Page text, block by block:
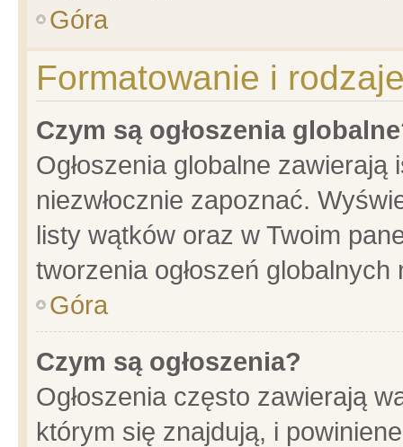
Góra
Formatowanie i
Czym są ogłoszenia
Ogłoszenia globalne
niezwłocznie zapoznać.
listy wątków oraz w Twoim
tworzenia ogłoszeń
Góra
Czym są ogłoszenia?
Ogłoszenia często zawierają
którym się znajdują, i